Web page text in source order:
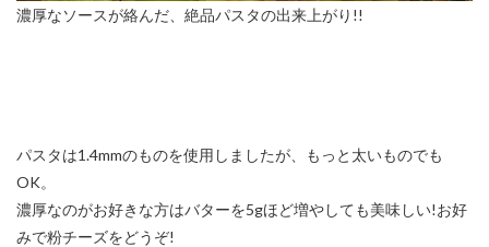
濃厚なソースが絡んだ、絶品パスタの出来上がり!!
パスタは1.4mmのものを使用しましたが、もっと太いものでも
OK。
濃厚なのがお好きな方はバターを5gほど増やしても美味しい!お好
みで粉チーズをどうぞ!